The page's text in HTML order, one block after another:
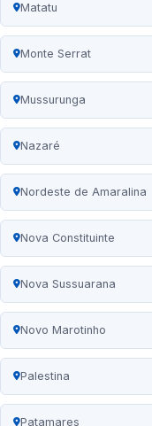
Matatu
Monte Serrat
Mussurunga
Nazaré
Nordeste de Amaralina
Nova Constituinte
Nova Sussuarana
Novo Marotinho
Palestina
Patamares